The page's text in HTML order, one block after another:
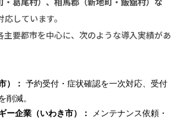
しています。
主要都市を中心に、次のような導入実績があ
）： 予約受付・症状確認を一次対応、受付
削減。
ー企業（いわき市）：
メンテナンス依頼・